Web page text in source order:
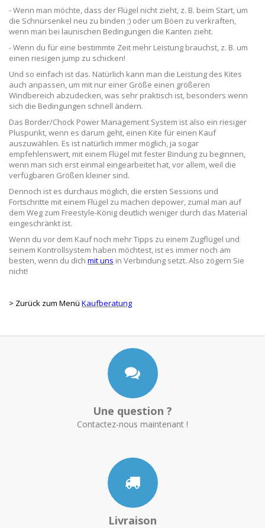
- Wenn man möchte, dass der Flügel nicht zieht, z. B. beim Start, um
die Schnürsenkel neu zu binden ;) oder um Böen zu verkraften,
wenn man bei launischen Bedingungen die Kanten zieht.
- Wenn du für eine bestimmte Zeit mehr Leistung brauchst, z. B. um
einen riesigen jump zu schicken!
Und so einfach ist das. Natürlich kann man die Leistung des Kites
auch anpassen, um mit nur einer Größe einen größeren
Windbereich abzudecken, was sehr praktisch ist, besonders wenn
sich die Bedingungen schnell ändern.
Das Border/Chock Power Management System ist also ein riesiger
Pluspunkt, wenn es darum geht, einen Kite für einen Kauf
auszuwählen. Es ist natürlich immer möglich, ja sogar
empfehlenswert, mit einem Flügel mit fester Bindung zu beginnen,
wenn man sich erst einmal eingearbeitet hat, vor allem, weil die
verfügbaren Größen kleiner sind.
Dennoch ist es durchaus möglich, die ersten Sessions und
Fortschritte mit einem Flügel zu machen depower, zumal man auf
dem Weg zum Freestyle-König deutlich weniger durch das Material
eingeschränkt ist.
Wenn du vor dem Kauf noch mehr Tipps zu einem Zugflügel und
seinem Kontrollsystem haben möchtest, ist es immer noch am
besten, wenn du dich mit uns in Verbindung setzt. Also zögern Sie
nicht!
> Zurück zum Menü Kaufberatung
Une question ?
Contactez-nous maintenant !
Livraison